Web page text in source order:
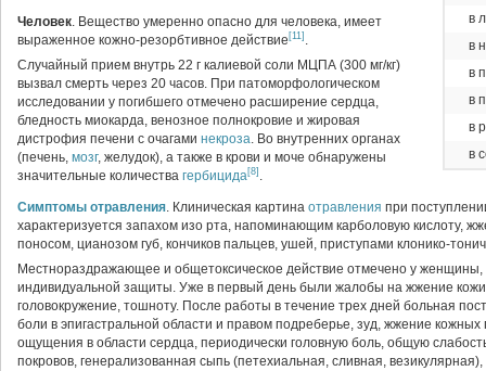
в
в
в
в
в
в
Человек. Вещество умеренно опасно для человека, имеет
выраженное кожно-резорбтивное действие [11] .
Случайный прием внутрь 22 г калиевой соли МЦПА (300 мг/кг)
вызвал смерть через 20 часов. При патоморфологическом
исследовании у погибшего отмечено расширение сердца,
бледность миокарда, венозное полнокровие и жировая
дистрофия печени с очагами некроза. Во внутренних органах
(печень, мозг, желудок), а также в крови и моче обнаружены
значительные количества гербицида[8] .
Симптомы отравления. Клиническая картина отравления при
характеризуется запахом изо рта, напоминающим карболовую кислоту,
поносом, цианозом губ, кончиков пальцев, ушей, приступами клонико-
Местнораздражающее и общетоксическое действие отмечено у
индивидуальной защиты. Уже в первый день были жалобы на жжение
головокружение, тошноту. После работы в течение трех дней больная
боли в эпигастральной области и правом подреберье, зуд, жжение
ощущения в области сердца, периодически головную боль, общую
покровов, генерализованная сыпь (петехиальная, сливная,